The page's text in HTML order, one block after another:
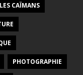
CAÏMANS
PHOTOGRAPHIE